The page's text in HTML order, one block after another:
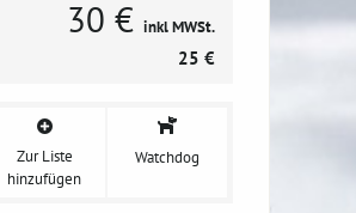
30 € inkl MWSt.
25 €
Zur Liste
hinzufügen
Watchdog